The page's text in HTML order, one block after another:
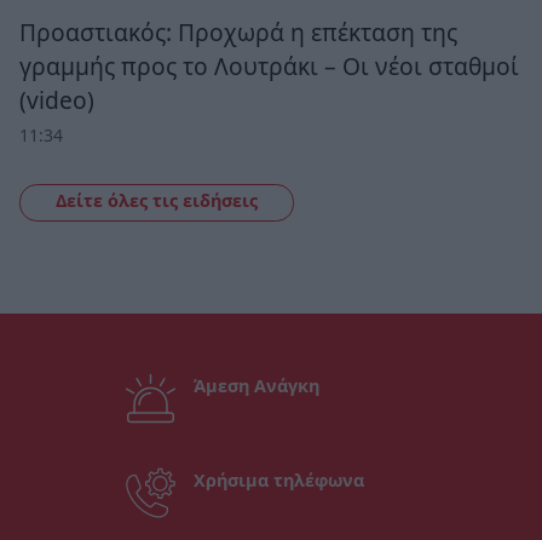
Προαστιακός: Προχωρά η επέκταση της
γραμμής προς το Λουτράκι – Οι νέοι σταθμοί
(video)
11:34
Δείτε όλες τις ειδήσεις
Άμεση Ανάγκη
Χρήσιμα τηλέφωνα